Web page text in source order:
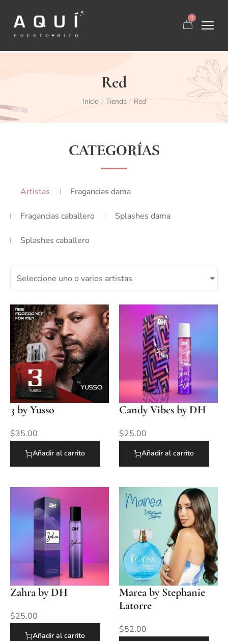
0
Red
Inicio / Tienda / Red
CATEGORÍAS
Artistas Fragancias dama
Fragancias caballero Splashes dama
Splashes caballero
Seleccione uno o varios artistas
3 by Yusso
$35.00
Añadir al carrito
Candy Vibes by DH
$25.00
Añadir al carrito
Zahra by DH
$25.00
Añadir al carrito
Marea by Stephanie
Latorre
$52.00